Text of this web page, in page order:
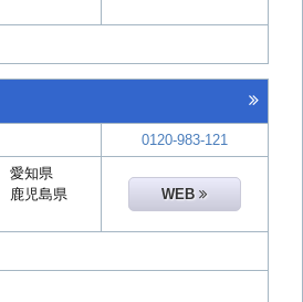
0120-983-121
愛知県
鹿児島県
WEB